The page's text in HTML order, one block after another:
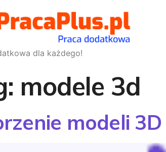
dla każdego!
modele 3d
modeli 3D